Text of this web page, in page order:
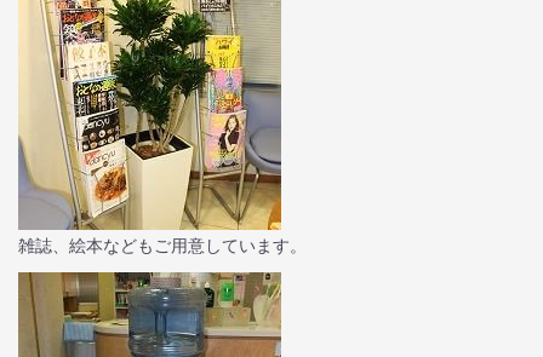
雑誌、絵本などもご用意しています。